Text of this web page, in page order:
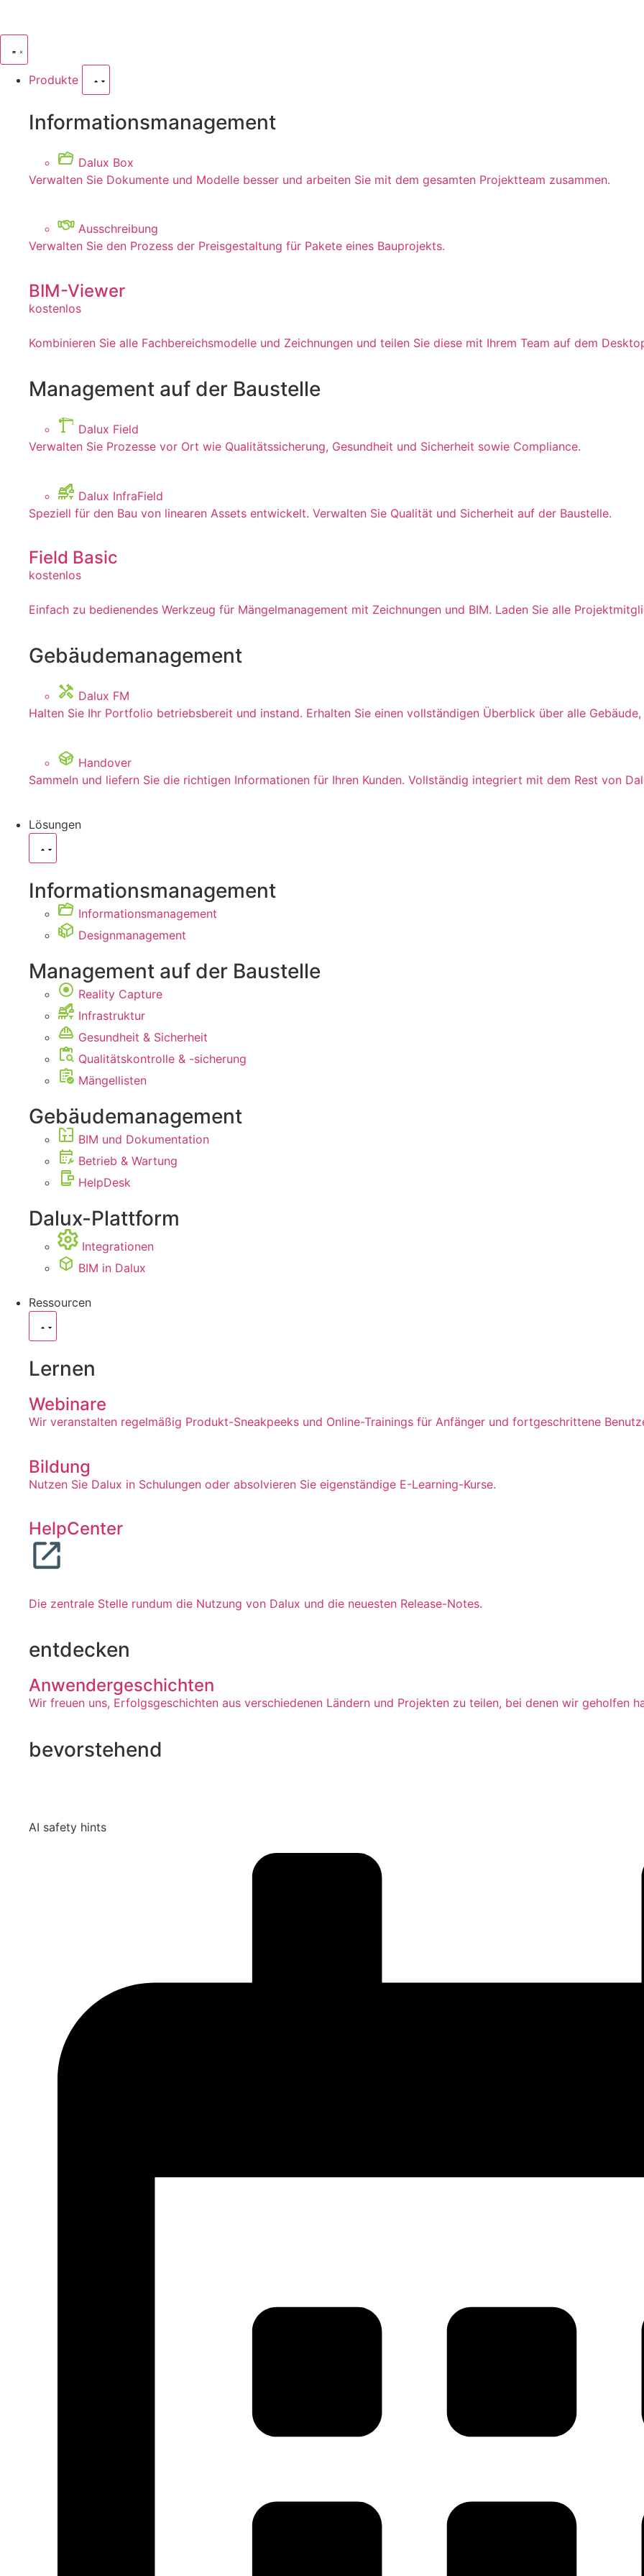
Produkte
Informationsmanagement
Dalux Box
Verwalten Sie Dokumente und Modelle besser und arbeiten Sie mit dem gesamten Projektteam zusammen.
Ausschreibung
Verwalten Sie den Prozess der Preisgestaltung für Pakete eines Bauprojekts.
BIM-Viewer
kostenlos
Kombinieren Sie alle Fachbereichsmodelle und Zeichnungen und teilen Sie diese mit Ihrem Team auf dem
Management auf der Baustelle
Dalux Field
Verwalten Sie Prozesse vor Ort wie Qualitätssicherung, Gesundheit und Sicherheit sowie Compliance.
Dalux InfraField
Speziell für den Bau von linearen Assets entwickelt. Verwalten Sie Qualität und Sicherheit auf der Baustelle.
Field Basic
kostenlos
Einfach zu bedienendes Werkzeug für Mängelmanagement mit Zeichnungen und BIM. Laden Sie alle
Gebäudemanagement
Dalux FM
Halten Sie Ihr Portfolio betriebsbereit und instand. Erhalten Sie einen vollständigen Überblick über alle
Handover
Sammeln und liefern Sie die richtigen Informationen für Ihren Kunden. Vollständig integriert mit dem Rest von
Lösungen
Informationsmanagement
Informationsmanagement
Designmanagement
Management auf der Baustelle
Reality Capture
Infrastruktur
Gesundheit & Sicherheit
Qualitätskontrolle & -sicherung
Mängellisten
Gebäudemanagement
BIM und Dokumentation
Betrieb & Wartung
HelpDesk
Dalux-Plattform
Integrationen
BIM in Dalux
Ressourcen
Lernen
Webinare
Wir veranstalten regelmäßig Produkt-Sneakpeeks und Online-Trainings für Anfänger und fortgeschrittene
Bildung
Nutzen Sie Dalux in Schulungen oder absolvieren Sie eigenständige E-Learning-Kurse.
HelpCenter
Die zentrale Stelle rundum die Nutzung von Dalux und die neuesten Release-Notes.
entdecken
Anwendergeschichten
Wir freuen uns, Erfolgsgeschichten aus verschiedenen Ländern und Projekten zu teilen, bei denen wir geholfen
bevorstehend
AI safety hints